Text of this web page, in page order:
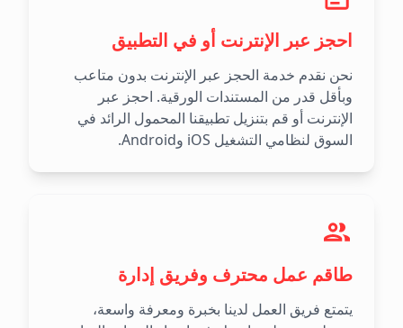
احجز عبر الإنترنت أو في التطبيق
نحن نقدم خدمة الحجز عبر الإنترنت بدون متاعب
وبأقل قدر من المستندات الورقية. احجز عبر
الإنترنت أو قم بتنزيل تطبيقنا المحمول الرائد في
السوق لنظامي التشغيل iOS وAndroid.
طاقم عمل محترف وفريق إدارة
يتمتع فريق العمل لدينا بخبرة ومعرفة واسعة،